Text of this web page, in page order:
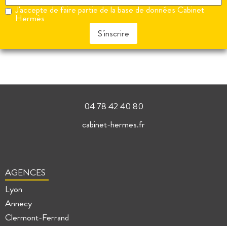
J'accepte de faire partie de la base de données Cabinet
Hermès
S'inscrire
04 78 42 40 80
cabinet-hermes.fr
AGENCES
Lyon
Annecy
Clermont-Ferrand